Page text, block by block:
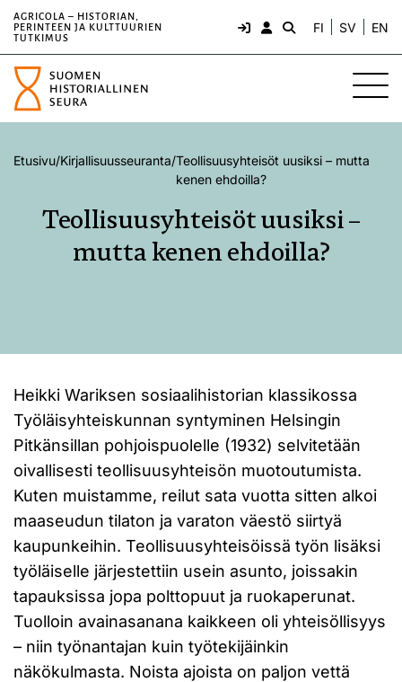
AGRICOLA – HISTORIAN,
PERINTEEN JA KULTTUURIEN
TUTKIMUS
FI SV EN
Etusivu/Kirjallisuusseuranta/Teollisuusyhteisöt uusiksi – mutta
kenen ehdoilla?
Teollisuusyhteisöt uusiksi –
mutta kenen ehdoilla?
Heikki Wariksen sosiaalihistorian klassikossa
Työläisyhteiskunnan syntyminen Helsingin
Pitkänsillan pohjoispuolelle (1932) selvitetään
oivallisesti teollisuusyhteisön muotoutumista.
Kuten muistamme, reilut sata vuotta sitten alkoi
maaseudun tilaton ja varaton väestö siirtyä
kaupunkeihin. Teollisuusyhteisöissä työn lisäksi
työläiselle järjestettiin usein asunto, joissakin
tapauksissa jopa polttopuut ja ruokaperunat.
Tuolloin avainasanana kaikkeen oli yhteisöllisyys
– niin työnantajan kuin työtekijäinkin
näkökulmasta. Noista ajoista on paljon vettä